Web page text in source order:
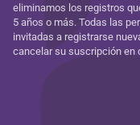
eliminamos los registros
5 años o más. Todas las
invitadas a registrarse
cancelar su suscripción en